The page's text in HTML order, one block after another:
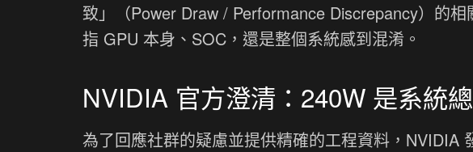
致」（Power Draw / Performance Discrepancy）的
指 GPU 本身、SOC，還是整個系統感到混淆。
NVIDIA 官方澄清：240W 是系統
為了回應社群的疑慮並提供精確的工程資料，NVIDIA